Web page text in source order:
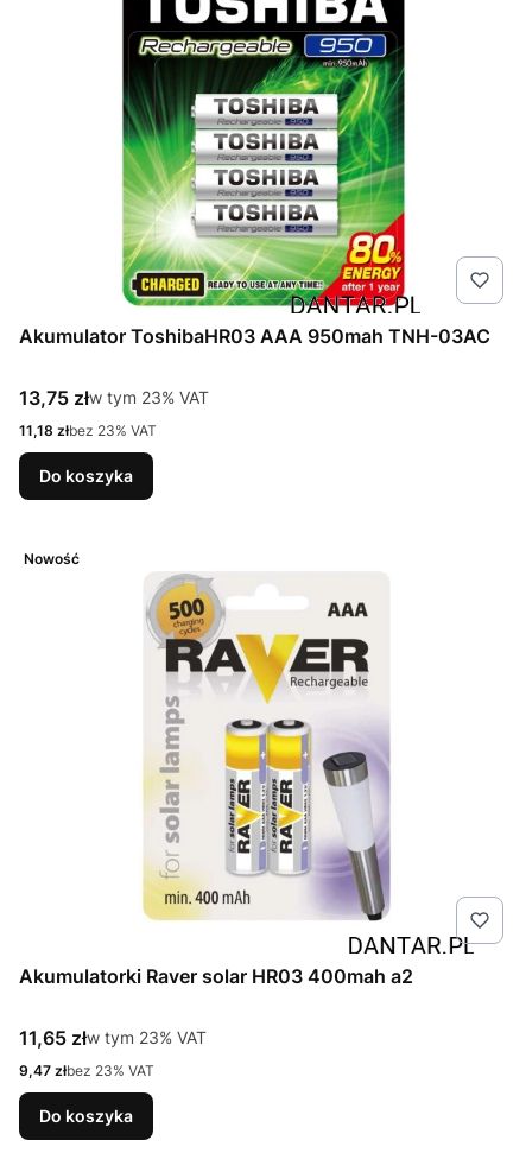
Akumulator ToshibaHR03 AAA 950mah TNH-03AC
Cena brutto
13,75 złw tym %s VAT
w tym 23% VAT
Cena netto
11,18 złbez 23% VAT
Do koszyka
Nowość
Akumulatorki Raver solar HR03 400mah a2
Cena brutto
11,65 złw tym %s VAT
w tym 23% VAT
Cena netto
9,47 złbez 23% VAT
Do koszyka